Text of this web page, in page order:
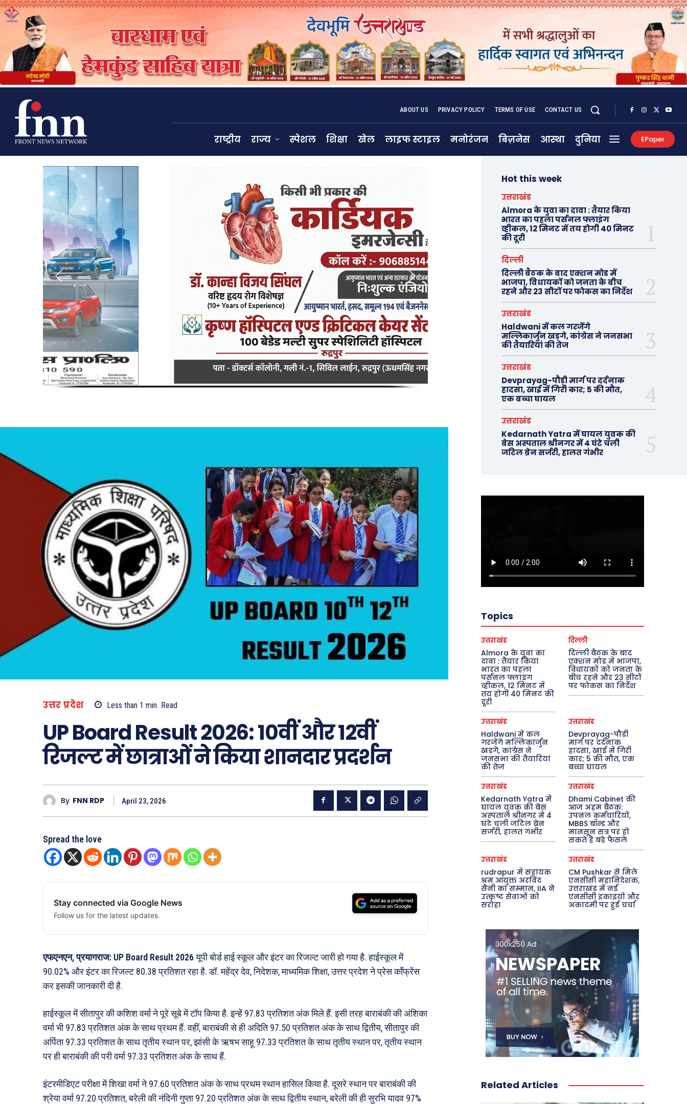
ABOUT US PRIVACY POLICY TERMS OF USE CONTACT US
राष्ट्रीय राज्य स्पेशल शिक्षा खेल लाइफ स्टाइल मनोरंजन बिज़नेस आस्था दुनिया EPaper
उत्तर प्रदेश Less than 1 min. Read
UP Board Result 2026: 10वीं और 12वीं
रिजल्ट में छात्राओं ने किया शानदार प्रदर्शन
By FNN RDP April 23, 2026
Spread the love
Stay connected via Google News
Follow us for the latest updates.
एफएनएन, प्रयागराज: UP Board Result 2026यूपी बोर्ड हाई स्कूल और इंटर का रिजल्ट जारी हो गया है. हाईस्कूल में
90.02% और इंटर का रिजल्ट 80.38 प्रतिशत रहा है. डॉ. महेंद्र देव, निदेशक, माध्यमिक शिक्षा, उत्तर प्रदेश ने प्रेस कॉंफ्रेंस
कर इसकी जानकारी दी है.
हाईस्कूल में सीतापुर की कशिश वर्मा ने पूरे सूबे में टॉप किया है. इन्हें 97.83 प्रतिशत अंक मिले हैं. इसी तरह बाराबंकी की अंशिका
वर्मा भी 97.83 प्रतिशत अंक के साथ प्रथम हैं. वहीं, बाराबंकी से ही अदिति 97.50 प्रतिशत अंक के साथ द्वितीय, सीतापुर की
अर्पिता 97.33 प्रतिशत के साथ तृतीय स्थान पर, झांसी के ऋषभ साहू 97.33 प्रतिशत के साथ तृतीय स्थान पर, तृतीय स्थान
पर ही बाराबंकी की परी वर्मा 97.33 प्रतिशत अंक के साथ हैं.
इंटरमीडिएट परीक्षा में शिखा वर्मा ने 97.60 प्रतिशत अंक के साथ प्रथम स्थान हासिल किया है. दूसरे स्थान पर बाराबंकी की
श्रेया वर्मा 97.20 प्रतिशत, बरेली की नंदिनी गुप्ता 97.20 प्रतिशत अंक के साथ द्वितीय स्थान, बरेली की ही सुरभि यादव 97%
Hot this week
उत्तराखंड
Almora के युवा का दावा : तैयार किया
भारत का पहला पर्सनल फ्लाइंग
व्हीकल, 12 मिनट में तय होगी 40 मिनट
की दूरी
दिल्ली
दिल्ली बैठक के बाद एक्शन मोड में
भाजपा, विधायकों को जनता के बीच
रहने और 23 सीटों पर फोकस का निर्देश
उत्तराखंड
Haldwani में कल गरजेंगे
मल्लिकार्जुन खड़गे, कांग्रेस ने जनसभा
की तैयारियां की तेज
उत्तराखंड
Devprayag-पौड़ी मार्ग पर दर्दनाक
हादसा, खाई में गिरी कार; 5 की मौत,
एक बच्चा घायल
उत्तराखंड
Kedarnath Yatra में घायल युवक की
बेस अस्पताल श्रीनगर में 4 घंटे चली
जटिल ब्रेन सर्जरी, हालत गंभीर
Topics
उत्तराखंड
Almora के युवा का
दावा : तैयार किया
भारत का पहला
पर्सनल फ्लाइंग
व्हीकल, 12 मिनट में
तय होगी 40 मिनट की
दूरी
दिल्ली
दिल्ली बैठक के बाद
एक्शन मोड में भाजपा,
विधायकों को जनता के
बीच रहने और 23 सीटों
पर फोकस का निर्देश
उत्तराखंड
Haldwani में कल
गरजेंगे मल्लिकार्जुन
खड़गे, कांग्रेस ने
जनसभा की तैयारियां
की तेज
उत्तराखंड
Devprayag-पौड़ी
मार्ग पर दर्दनाक
हादसा, खाई में गिरी
कार; 5 की मौत, एक
बच्चा घायल
उत्तराखंड
Kedarnath Yatra में
घायल युवक की बेस
अस्पताल श्रीनगर में 4
घंटे चली जटिल ब्रेन
सर्जरी, हालत गंभीर
उत्तराखंड
Dhami Cabinet की
आज अहम बैठक:
उपनल कर्मचारियों,
MBBS बॉन्ड और
मानसून सत्र पर हो
सकते हैं बड़े फैसले
उत्तराखंड
rudrapur में सहायक
श्रम आयुक्त अरविंद
सैनी का सम्मान, IIA ने
उत्कृष्ट सेवाओं को
सराहा
उत्तराखंड
CM Pushkar से मिले
एनसीसी महानिदेशक,
उत्तराखंड में नई
एनसीसी इकाइयों और
अकादमी पर हुई चर्चा
Related Articles